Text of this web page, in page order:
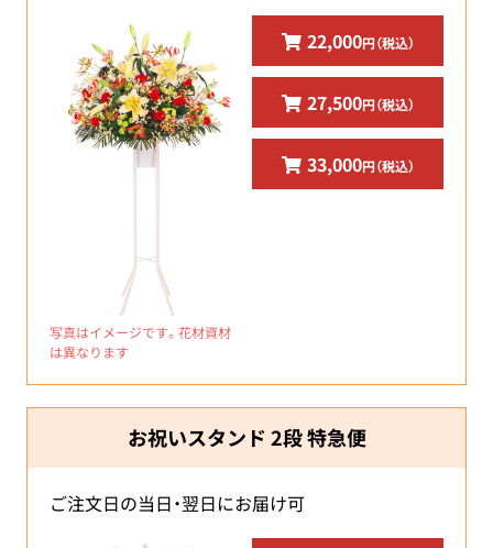
写真はイメージです。花材資材
は異なります
22,000円（税込）
27,500円（税込）
33,000円（税込）
お祝いスタンド 2段 特急便
ご注文日の当日・翌日にお届け可